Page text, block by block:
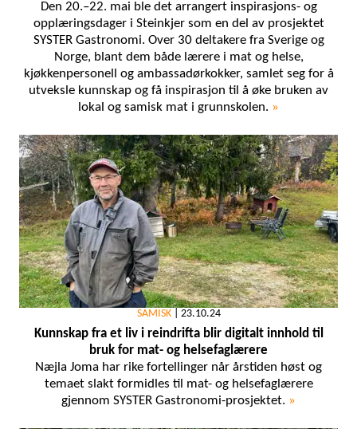
Den 20.–22. mai ble det arrangert inspirasjons- og
opplæringsdager i Steinkjer som en del av prosjektet
SYSTER Gastronomi. Over 30 deltakere fra Sverige og
Norge, blant dem både lærere i mat og helse,
kjøkkenpersonell og ambassadørkokker, samlet seg for å
utveksle kunnskap og få inspirasjon til å øke bruken av
lokal og samisk mat i grunnskolen. »
SAMISK| 23.10.24
Kunnskap fra et liv i reindrifta blir digitalt innhold til
bruk for mat- og helsefaglærere
Næjla Joma har rike fortellinger når årstiden høst og
temaet slakt formidles til mat- og helsefaglærere
gjennom SYSTER Gastronomi-prosjektet. »